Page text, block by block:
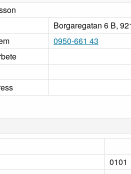
Borgaregatan 6 B,
0950-661 43
0101